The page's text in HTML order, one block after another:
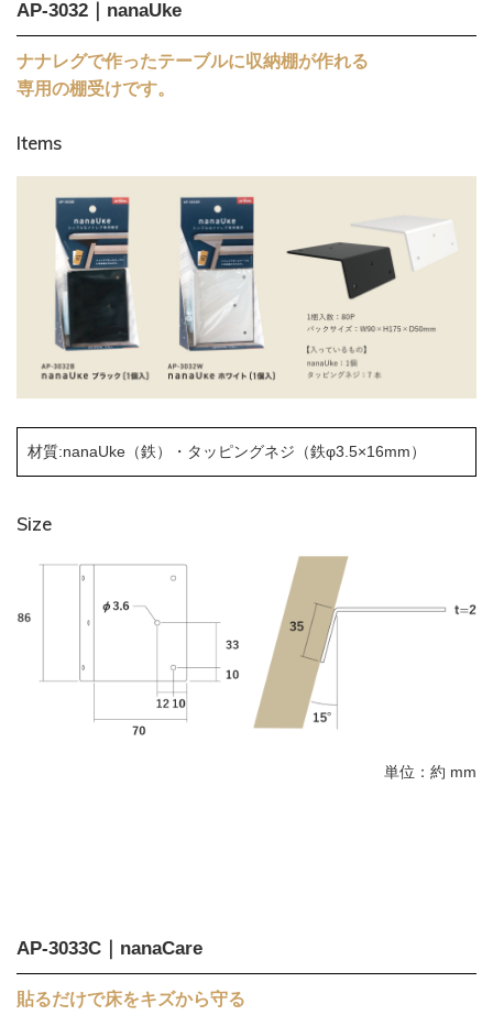
AP-3032｜nanaUke
ナナレグで作ったテーブルに収納棚が作れる
専用の棚受けです。
Items
材質:nanaUke（鉄）・タッピングネジ（鉄φ3.5×16mm）
Size
単位：約 mm
AP-3033C｜nanaCare
貼るだけで床をキズから守る